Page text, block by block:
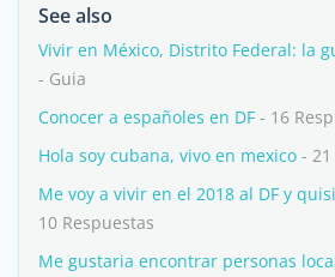
See also
Vivir en México, Distrito Federal: la
- Guia
Conocer a españoles en DF - 16
Hola soy cubana, vivo en mexico -
Me voy a vivir en el 2018 al DF y
10 Respuestas
Me gustaria encontrar personas